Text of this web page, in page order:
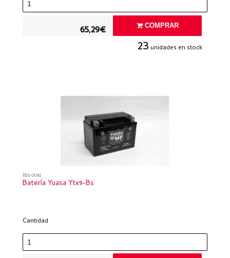
65,29€ COMPRAR
23 unidades en stock
B15-0041
Batería Yuasa Ytx9-Bs
Cantidad